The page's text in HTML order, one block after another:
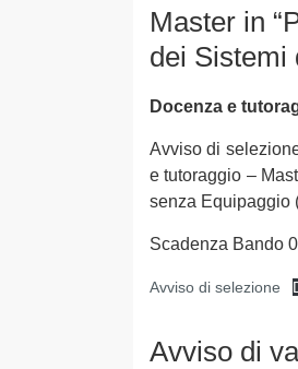
Master in
dei Sistemi
Docenza e
Avviso di
e tutoraggio –
senza Equipaggio
Scadenza Bando
Avviso di selezione
Avviso di